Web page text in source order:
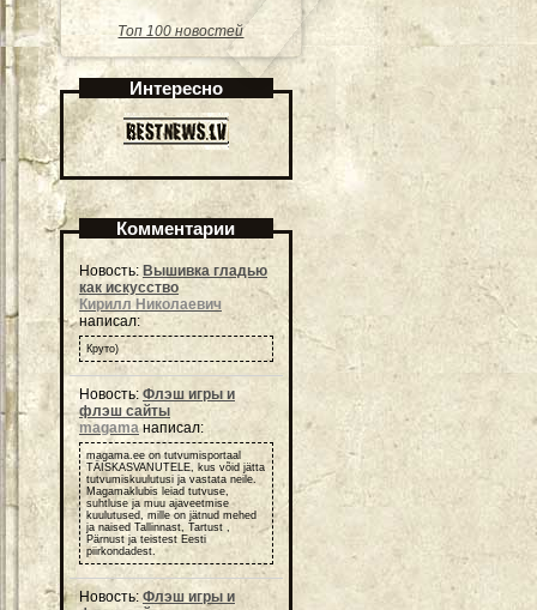
Топ 100 новостей
Интересно
Комментарии
Новость: Вышивка гладью
как искусство
Кирилл Николаевич
написал:
Круто)
Новость: Флэш игры и
флэш сайты
magamaнаписал:
magama.ee on tutvumisportaal
TÄISKASVANUTELE, kus võid jätta
tutvumiskuulutusi ja vastata neile.
Magamaklubis leiad tutvuse,
suhtluse ja muu ajaveetmise
kuulutused, mille on jätnud mehed
ja naised Tallinnast, Tartust ,
Pärnust ja teistest Eesti
piirkondadest.
Новость: Флэш игры и